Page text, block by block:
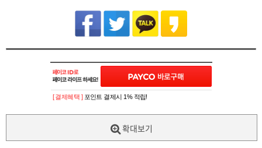
[ 결제혜택 ] 포인트 결제시 1% 적립!
확대보기